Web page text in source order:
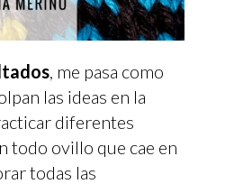
, me pasa como
las ideas en la
diferentes
todo ovillo que cae en
todas las